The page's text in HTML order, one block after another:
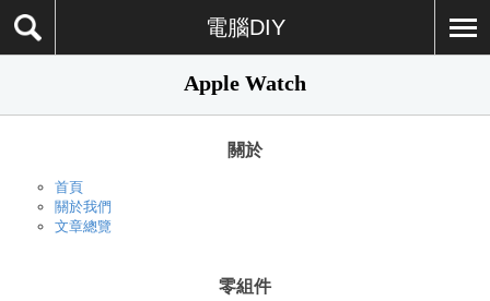
電腦DIY
Apple Watch
關於
首頁
關於我們
文章總覽
零組件